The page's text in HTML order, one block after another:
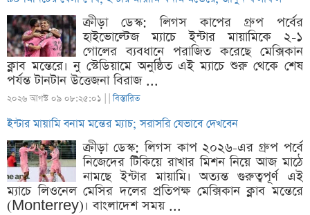
ক্রীড়া ডেস্ক: লিগস কাপের গ্রুপ পর্বের
হাইভোল্টেজ ম্যাচে ইন্টার মায়ামিকে ২-১
গোলের ব্যবধানে পরাজিত করেছে মেক্সিকান
ক্লাব মন্তেরে। নু স্টেডিয়ামে অনুষ্ঠিত এই ম্যাচে শুরু থেকে শেষ
পর্যন্ত টানটান উত্তেজনা বিরাজ ...
২০২৬ আগস্ট ০৯ ০৮:২৫:০১ | |বিস্তারিত
ইন্টার মায়ামি বনাম মন্তের ম্যাচ; সরাসরি যেভাবে দেখবেন
ক্রীড়া ডেস্ক: লিগস কাপ ২০২৬-এর গ্রুপ পর্বে
নিজেদের টিকিয়ে রাখার মিশন নিয়ে আজ মাঠে
নামছে ইন্টার মায়ামি। অত্যন্ত গুরুত্বপূর্ণ এই
ম্যাচে লিওনেল মেসির দলের প্রতিপক্ষ মেক্সিকান ক্লাব মন্তেরে
(Monterrey)। বাংলাদেশ সময় ...